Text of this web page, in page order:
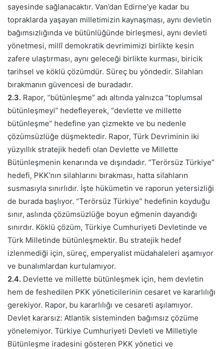
sayesinde sağlanacaktır. Van’dan Edirne’ye kadar bu
topraklarda yaşayan milletimizin kaynaşması, aynı devletin
bağımsızlığında ve bütünlüğünde birleşmesi, aynı devleti
yönetmesi, millî demokratik devrimimizi birlikte kesin
zafere ulaştırması, aynı geleceği birlikte kurması, biricik
tarihsel ve köklü çözümdür. Süreç bu yöndedir. Silahları
bırakmanın güvencesi de buradadır.
2.3. Rapor, “bütünleşme” adı altında yalnızca “toplumsal
bütünleşmeyi” hedefleyerek, “devlette ve millette
bütünleşme” hedefine yan çizmekte ve bu nedenle
çözümsüzlüğe düşmektedir. Rapor, Türk Devriminin iki
yüzyıllık stratejik hedefi olan Devlette ve Millette
Bütünleşmenin kenarında ve dışındadır. “Terörsüz Türkiye”
hedefi, PKK’nın silahlarını bırakması, hatta silahların
susmasıyla sınırlıdır. İşte hükümetin ve raporun yetersizliği
de burada başlıyor. “Terörsüz Türkiye” hedefinin koyduğu
sınır, aslında çözümsüzlüğe boyun eğmenin dayandığı
sınırdır. Köklü çözüm, Türkiye Cumhuriyeti Devletinde ve
Türk Milletinde bütünleşmektir. Bu stratejik hedef
izlenmediği için, süreç, emperyalist müdahaleleri aşamıyor
ve bunalımlardan kurtulamıyor.
2.4. Devlette ve millette bütünleşmek için, hem devletin
hem de feshedilen PKK yöneticilerinin cesaret ve kararlılığı
gerekiyor. Rapor, bu kararlılığı ve cesareti aşılamıyor.
Devlet kararsız: Atlantik sisteminden bağımsız çözüme
yönelemiyor. Türkiye Cumhuriyeti Devleti ve Milletiyle
Bütünleşme iradesini gösteren PKK yönetici ve